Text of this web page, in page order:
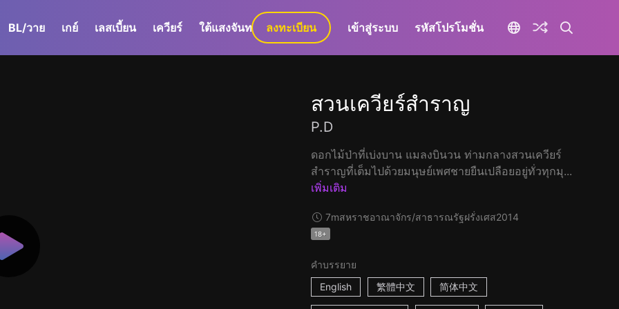
BL/วาย เกย์ เลสเบี้ยน เควียร์ ใต้แสงจันทร์ GaLa+
ลงทะเบียน เข้าสู่ระบบ รหัสโปรโมชั่น
สวนเควียร์สำราญ
P.D
ดอกไม้ป่าที่เบ่งบาน แมลงบินวน ท่ามกลางสวนเควียร์
สำราญที่เต็มไปด้วยมนุษย์เพศชายยืนเปลือยอยู่ทั่วทุกมุ...
เพิ่มเติม
7mสหราชอาณาจักร/สาธารณรัฐฝรั่งเศส2014
18+
คำบรรยาย
English
繁體中文 简体中文